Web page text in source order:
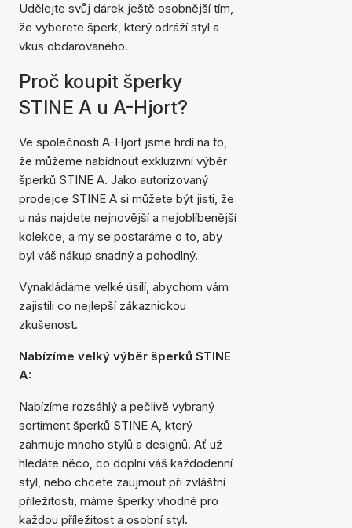
Udělejte svůj dárek ještě osobnější tím,
že vyberete šperk, který odráží styl a
vkus obdarovaného.
Proč koupit šperky
STINE A u A-Hjort?
Ve společnosti A-Hjort jsme hrdí na to,
že můžeme nabídnout exkluzivní výběr
šperků STINE A. Jako autorizovaný
prodejce STINE A si můžete být jisti, že
u nás najdete nejnovější a nejoblíbenější
kolekce, a my se postaráme o to, aby
byl váš nákup snadný a pohodlný.
Vynakládáme velké úsilí, abychom vám
zajistili co nejlepší zákaznickou
zkušenost.
Nabízíme velký výběr šperků STINE
A:
Nabízíme rozsáhlý a pečlivě vybraný
sortiment šperků STINE A, který
zahrnuje mnoho stylů a designů. Ať už
hledáte něco, co doplní váš každodenní
styl, nebo chcete zaujmout při zvláštní
příležitosti, máme šperky vhodné pro
každou příležitost a osobní styl.